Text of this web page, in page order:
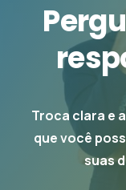
Troca clara e
que você
suas